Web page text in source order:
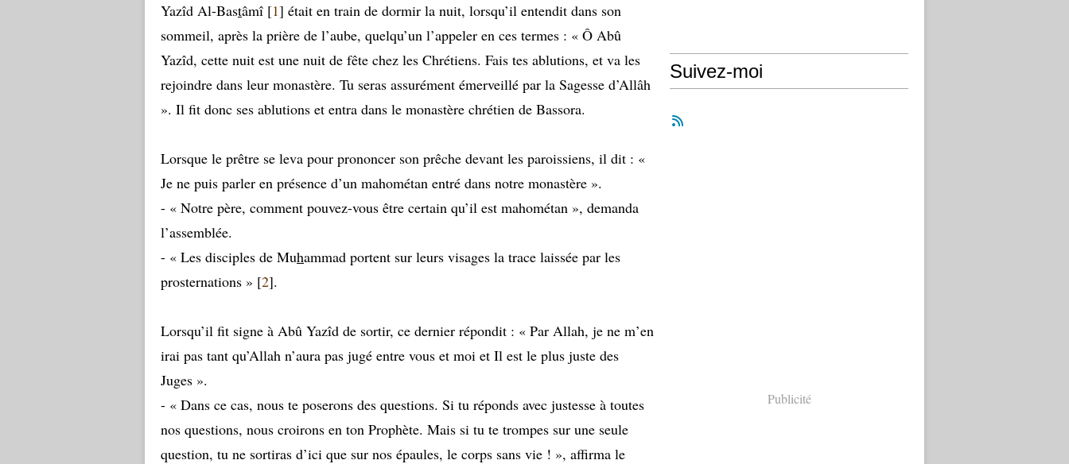
Yazîd Al-Bastâmî [1] était en train de dormir la nuit, lorsqu’il entendit dans son
sommeil, après la prière de l’aube, quelqu’un l’appeler en ces termes : « Ô Abû
Yazîd, cette nuit est une nuit de fête chez les Chrétiens. Fais tes ablutions, et va les
rejoindre dans leur monastère. Tu seras assurément émerveillé par la Sagesse d’Allâh
». Il fit donc ses ablutions et entra dans le monastère chrétien de Bassora.
Lorsque le prêtre se leva pour prononcer son prêche devant les paroissiens, il dit : «
Je ne puis parler en présence d’un mahométan entré dans notre monastère ».
- « Notre père, comment pouvez-vous être certain qu’il est mahométan », demanda
l’assemblée.
- « Les disciples de Muhammad portent sur leurs visages la trace laissée par les
prosternations » [2].
Lorsqu’il fit signe à Abû Yazîd de sortir, ce dernier répondit : « Par Allah, je ne m’en
irai pas tant qu’Allah n’aura pas jugé entre vous et moi et Il est le plus juste des
Juges ».
- « Dans ce cas, nous te poserons des questions. Si tu réponds avec justesse à toutes
nos questions, nous croirons en ton Prophète. Mais si tu te trompes sur une seule
question, tu ne sortiras d’ici que sur nos épaules, le corps sans vie ! », affirma le
Suivez-moi
Publicité